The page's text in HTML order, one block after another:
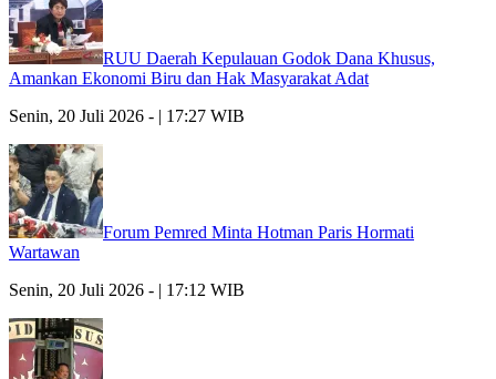
RUU Daerah Kepulauan Godok Dana Khusus,
Amankan Ekonomi Biru dan Hak Masyarakat Adat
Senin, 20 Juli 2026 - | 17:27 WIB
Forum Pemred Minta Hotman Paris Hormati
Wartawan
Senin, 20 Juli 2026 - | 17:12 WIB